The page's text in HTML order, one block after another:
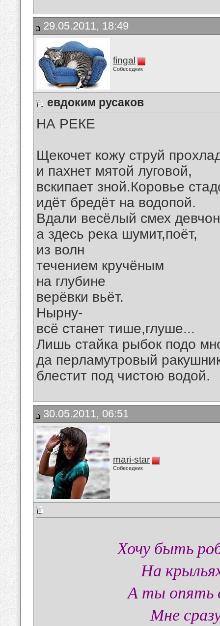
29.05.2011, 18:49
fingal
Собеседник
евдоким русаков
НА РЕКЕ
Щекочет кожу струй
и пахнет мятой луговой,
вскипает зной.Коровье
идёт бредёт на водопой.
Вдали весёлый смех
а здесь река шумит,поёт,
из волн
течением кручёным
на глубине
верёвки вьёт.
Нырну-
всё станет тише,глуше...
Лишь стайка рыбок подо
да перламутровый
блестит под чистою водой.
30.05.2011, 06:51
mari-star
Собеседник
Хочу быть
На
А ты опять
Мне